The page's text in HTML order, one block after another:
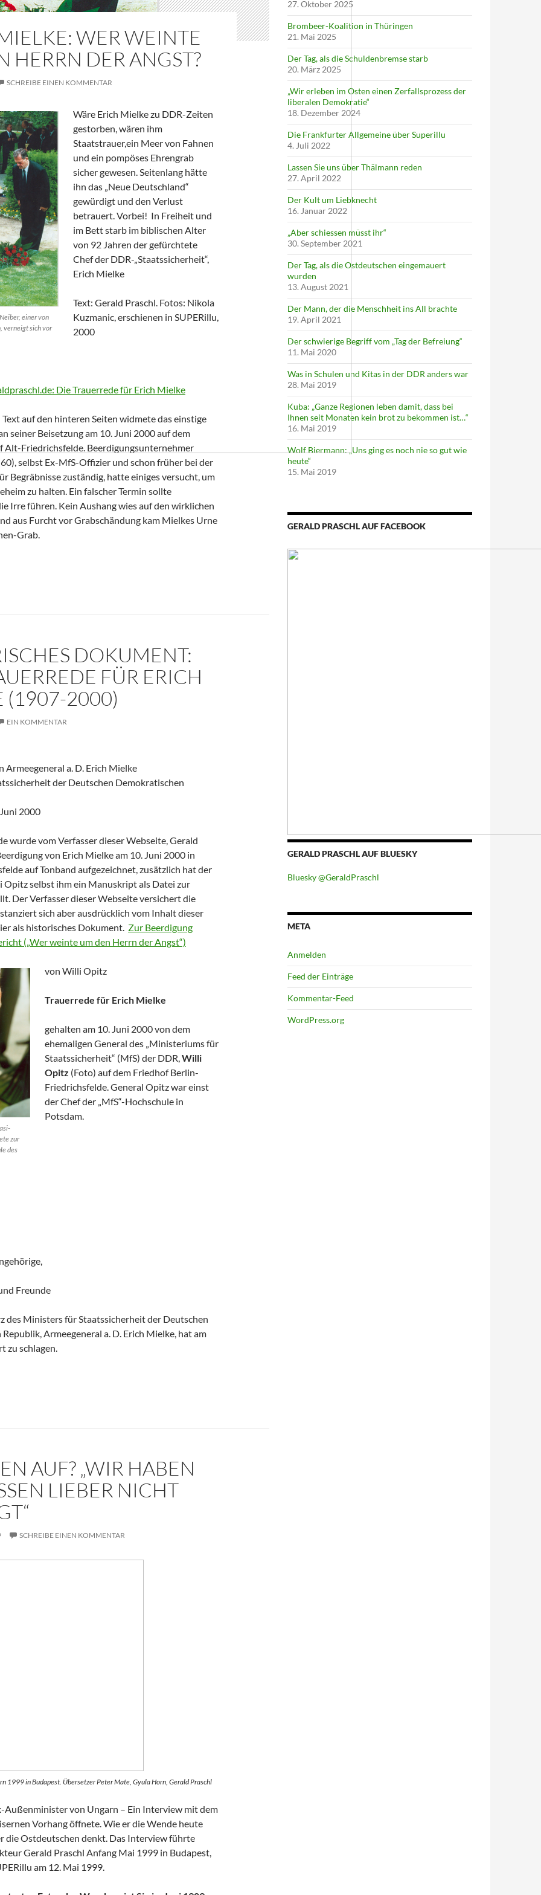
WER WEINTE
HERRN DER ANGST?
SCHREIBE EINEN KOMMENTAR
einer von
verneigt sich vor
Wäre Erich Mielke zu DDR-Zeiten
gestorben, wären ihm
Staatstrauer,ein Meer von Fahnen
und ein pompöses Ehrengrab
sicher gewesen. Seitenlang hätte
ihn das „Neue Deutschland“
gewürdigt und den Verlust
betrauert. Vorbei! In Freiheit und
im Bett starb im biblischen Alter
von 92 Jahren der gefürchtete
Chef der DDR-„Staatssicherheit“,
Erich Mielke
Text: Gerald Praschl. Fotos: Nikola
Kuzmanic, erschienen in SUPERillu,
2000
Die Trauerrede für Erich Mielke
auf den hinteren Seiten widmete das einstige
seiner Beisetzung am 10. Juni 2000 auf dem
Alt-Friedrichsfelde. Beerdigungsunternehmer
selbst Ex-MfS-Offizier und schon früher bei der
Begräbnisse zuständig, hatte einiges versucht, um
zu halten. Ein falscher Termin sollte
Irre führen. Kein Aushang wies auf den wirklichen
aus Furcht vor Grabschändung kam Mielkes Urne
Grab.
weinte um den Herrn der Angst?
DOKUMENT:
FÜR ERICH
(1907-2000)
EIN KOMMENTAR
Armeegeneral a. D. Erich Mielke
der Deutschen Demokratischen
2000
wurde vom Verfasser dieser Webseite, Gerald
von Erich Mielke am 10. Juni 2000 in
auf Tonband aufgezeichnet, zusätzlich hat der
selbst ihm ein Manuskript als Datei zur
Der Verfasser dieser Webseite versichert die
sich aber ausdrücklich vom Inhalt dieser
als historisches Dokument. Zur Beerdigung
(„Wer weinte um den Herrn der Angst“)
zur
des
von Willi Opitz
Trauerrede für Erich Mielke
gehalten am 10. Juni 2000 von dem
ehemaligen General des „Ministeriums für
Staatssicherheit“ (MfS) der DDR,Willi
Opitz (Foto) auf dem Friedhof Berlin-
Friedrichsfelde. General Opitz war einst
der Chef der „MfS“-Hochschule in
Potsdam.
Freunde
des Ministers für Staatssicherheit der Deutschen
Armeegeneral a. D. Erich Mielke, hat am
zu schlagen.
Die Trauerrede für Erich Mielke (1907-2000)
AUF? „WIR HABEN
LIEBER NICHT
SCHREIBE EINEN KOMMENTAR
1999 in Budapest. Übersetzer Peter Mate, Gyula Horn, Gerald Praschl
Außenminister von Ungarn – Ein Interview mit dem
Vorhang öffnete. Wie er die Wende heute
die Ostdeutschen denkt. Das Interview führte
Gerald Praschl Anfang Mai 1999 in Budapest,
am 12. Mai 1999.
27. Oktober 2025
Brombeer-Koalition in Thüringen
21. Mai 2025
Der Tag, als die Schuldenbremse starb
20. März 2025
„Wir erleben im Osten einen Zerfallsprozess der
liberalen Demokratie“
18. Dezember 2024
Die Frankfurter Allgemeine über Superillu
4. Juli 2022
Lassen Sie uns über Thälmann reden
27. April 2022
Der Kult um Liebknecht
16. Januar 2022
„Aber schiessen müsst ihr“
30. September 2021
Der Tag, als die Ostdeutschen eingemauert
wurden
13. August 2021
Der Mann, der die Menschheit ins All brachte
19. April 2021
Der schwierige Begriff vom „Tag der Befreiung“
11. Mai 2020
Was in Schulen und Kitas in der DDR anders war
28. Mai 2019
Kuba: „Ganze Regionen leben damit, dass bei
Ihnen seit Monaten kein brot zu bekommen ist…“
16. Mai 2019
Wolf Biermann: „Uns ging es noch nie so gut wie
heute“
15. Mai 2019
GERALD PRASCHL AUF FACEBOOK
GERALD PRASCHL AUF BLUESKY
Bluesky @GeraldPraschl
META
Anmelden
Feed der Einträge
Kommentar-Feed
WordPress.org